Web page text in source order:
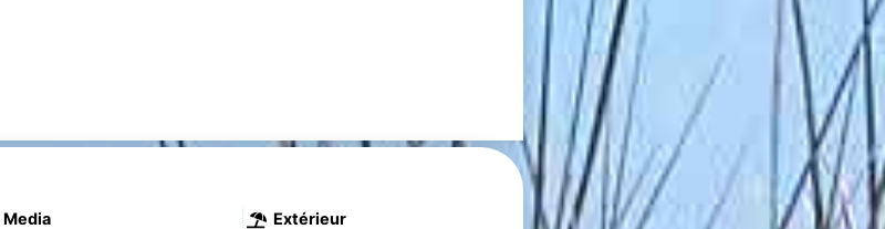
Media
Extérieur